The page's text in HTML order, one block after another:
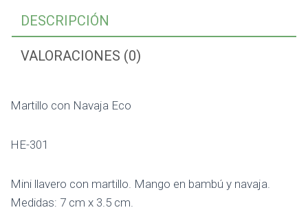
DESCRIPCIÓN
VALORACIONES (0)
Martillo con Navaja Eco
HE-301
Mini llavero con martillo. Mango en bambú y navaja.
Medidas: 7 cm x 3.5 cm.